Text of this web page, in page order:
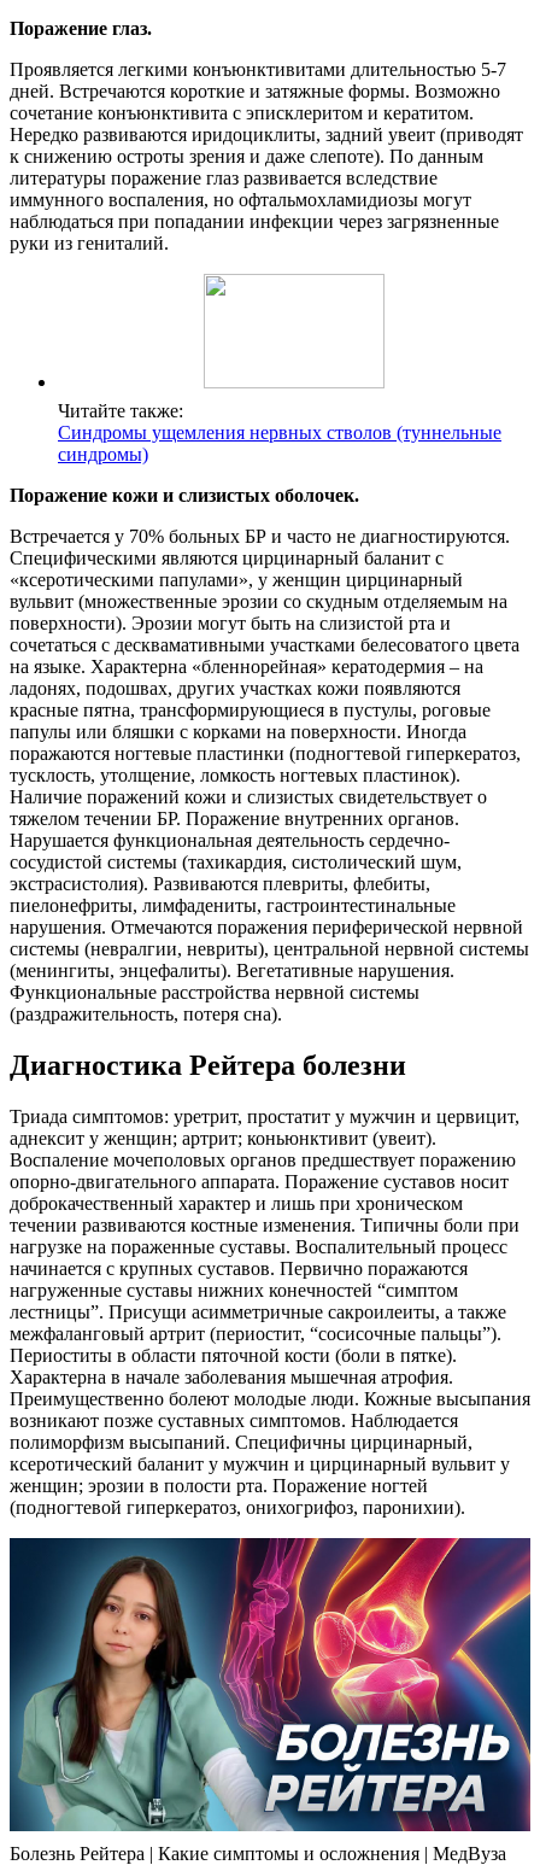
Поражение глаз.
Проявляется легкими конъюнктивитами длительностью 5-7
дней. Встречаются короткие и затяжные формы. Возможно
сочетание конъюнктивита с эписклеритом и кератитом.
Нередко развиваются иридоциклиты, задний увеит (приводят
к снижению остроты зрения и даже слепоте). По данным
литературы поражение глаз развивается вследствие
иммунного воспаления, но офтальмохламидиозы могут
наблюдаться при попадании инфекции через загрязненные
руки из гениталий.
Читайте также:
Синдромы ущемления нервных стволов (туннельные
синдромы)
Поражение кожи и слизистых оболочек.
Встречается у 70% больных БР и часто не диагностируются.
Специфическими являются цирцинарный баланит с
«ксеротическими папулами», у женщин цирцинарный
вульвит (множественные эрозии со скудным отделяемым на
поверхности). Эрозии могут быть на слизистой рта и
сочетаться с десквамативными участками белесоватого цвета
на языке. Характерна «бленнорейная» кератодермия – на
ладонях, подошвах, других участках кожи появляются
красные пятна, трансформирующиеся в пустулы, роговые
папулы или бляшки с корками на поверхности. Иногда
поражаются ногтевые пластинки (подногтевой гиперкератоз,
тусклость, утолщение, ломкость ногтевых пластинок).
Наличие поражений кожи и слизистых свидетельствует о
тяжелом течении БР. Поражение внутренних органов.
Нарушается функциональная деятельность сердечно-
сосудистой системы (тахикардия, систолический шум,
экстрасистолия). Развиваются плевриты, флебиты,
пиелонефриты, лимфадениты, гастроинтестинальные
нарушения. Отмечаются поражения периферической нервной
системы (невралгии, невриты), центральной нервной системы
(менингиты, энцефалиты). Вегетативные нарушения.
Функциональные расстройства нервной системы
(раздражительность, потеря сна).
Диагностика Рейтера болезни
Триада симптомов: уретрит, простатит у мужчин и цервицит,
аднексит у женщин; артрит; коньюнктивит (увеит).
Воспаление мочеполовых органов предшествует поражению
опорно-двигательного аппарата. Поражение суставов носит
доброкачественный характер и лишь при хроническом
течении развиваются костные изменения. Типичны боли при
нагрузке на пораженные суставы. Воспалительный процесс
начинается с крупных суставов. Первично поражаются
нагруженные суставы нижних конечностей “симптом
лестницы”. Присущи асимметричные сакроилеиты, а также
межфаланговый артрит (периостит, “сосисочные пальцы”).
Периоститы в области пяточной кости (боли в пятке).
Характерна в начале заболевания мышечная атрофия.
Преимущественно болеют молодые люди. Кожные высыпания
возникают позже суставных симптомов. Наблюдается
полиморфизм высыпаний. Специфичны цирцинарный,
ксеротический баланит у мужчин и цирцинарный вульвит у
женщин; эрозии в полости рта. Поражение ногтей
(подногтевой гиперкератоз, онихогрифоз, паронихии).
Болезнь Рейтера | Какие симптомы и осложнения | МедВуза